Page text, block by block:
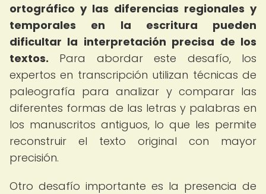
ortográfico y las diferencias regionales y
temporales en la escritura pueden
dificultar la interpretación precisa de los
textos. Para abordar este desafío, los
expertos en transcripción utilizan técnicas de
paleografía para analizar y comparar las
diferentes formas de las letras y palabras en
los manuscritos antiguos, lo que les permite
reconstruir el texto original con mayor
precisión.
Otro desafío importante es la presencia de